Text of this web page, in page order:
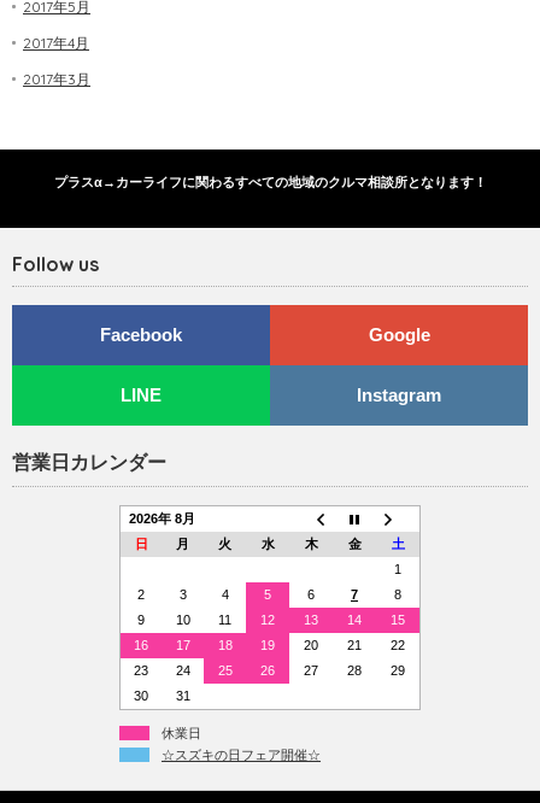
2017年5月
2017年4月
2017年3月
プラスα→カーライフに関わるすべての地域のクルマ相談所となります！
Follow us
Facebook Google
LINE Instagram
営業日カレンダー
2026年 8月
日
月 火 水 木 金
土
1
2
3 4 5 6 7
8
9
10 11 12 13 14
15
16
17 18 19 20 21
22
23
24 25 26 27 28
29
30
31
休業日
☆スズキの日フェア開催☆